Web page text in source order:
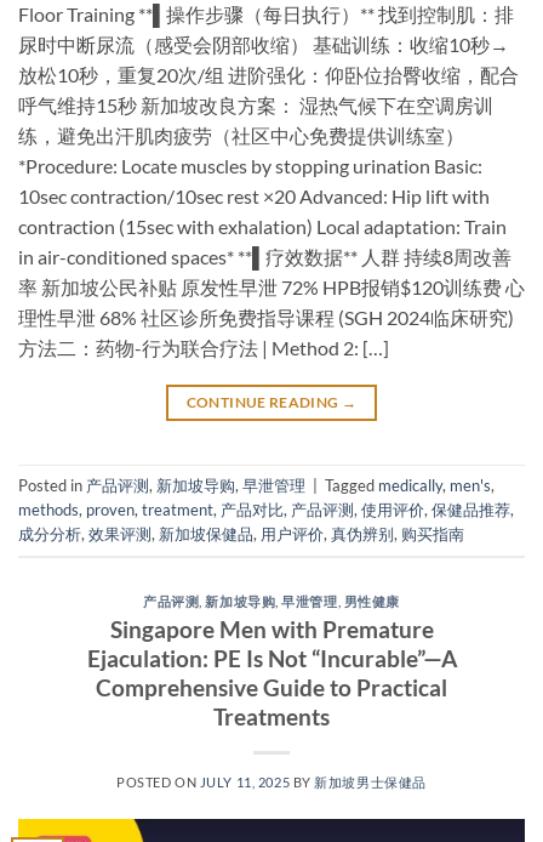
Floor Training​ ​**▌操作步骤（每日执行）​**​ 找到控制肌：排
尿时中断尿流（感受会阴部收缩） 基础训练：收缩10秒→
放松10秒，重复20次/组 进阶强化：仰卧位抬臀收缩，配合
呼气维持15秒 ​新加坡改良方案​： 湿热气候下在空调房训
练，避免出汗肌肉疲劳（社区中心免费提供训练室）
*Procedure: Locate muscles by stopping urination Basic:
10sec contraction/10sec rest ×20 Advanced: Hip lift with
contraction (15sec with exhalation) Local adaptation: Train
in air-conditioned spaces* ​**▌疗效数据**​ ​人群​ 持续8周改善
率 新加坡公民补贴 原发性早泄 72% HPB报销$120训练费 心
理性早泄 68% 社区诊所免费指导课程 (SGH 2024临床研究) ​
方法二：药物-行为联合疗法 | Method 2: […]
CONTINUE READING →
Posted in 产品评测, 新加坡导购,早泄管理 Tagged medically, men's,
methods, proven,treatment, 产品对比, 产品评测,使用评价,保健品推荐,
成分分析,效果评测, 新加坡保健品, 用户评价,真伪辨别, 购买指南
产品评测 ,新加坡导购 ,早泄管理 男性健康
Singapore Men with Premature
Ejaculation: PE Is Not “Incurable”—A
Comprehensive Guide to Practical
Treatments
POSTED ON JULY 11, 2025 BY 新加坡男士保健品